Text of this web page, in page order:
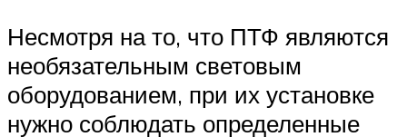
Несмотря на то, что ПТФ являются
необязательным световым
оборудованием, при их установке
нужно соблюдать определенные